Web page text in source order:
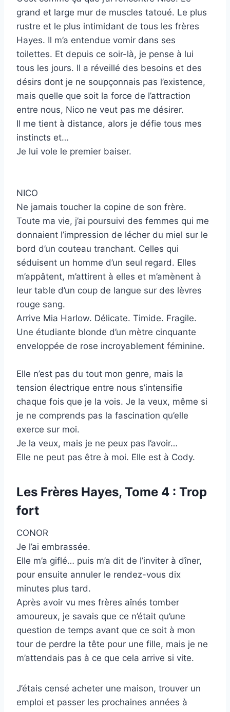
grand et large mur de muscles tatoué. Le plus
rustre et le plus intimidant de tous les frères
Hayes. Il m’a entendue vomir dans ses
toilettes. Et depuis ce soir-là, je pense à lui
tous les jours. Il a réveillé des besoins et des
désirs dont je ne soupçonnais pas l’existence,
mais quelle que soit la force de l’attraction
entre nous, Nico ne veut pas me désirer.
Il me tient à distance, alors je défie tous mes
instincts et…
Je lui vole le premier baiser.
NICO
Ne jamais toucher la copine de son frère.
Toute ma vie, j’ai poursuivi des femmes qui me
donnaient l’impression de lécher du miel sur le
bord d’un couteau tranchant. Celles qui
séduisent un homme d’un seul regard. Elles
m’appâtent, m’attirent à elles et m’amènent à
leur table d’un coup de langue sur des lèvres
rouge sang.
Arrive Mia Harlow. Délicate. Timide. Fragile.
Une étudiante blonde d’un mètre cinquante
enveloppée de rose incroyablement féminine.
Elle n’est pas du tout mon genre, mais la
tension électrique entre nous s’intensifie
chaque fois que je la vois. Je la veux, même si
je ne comprends pas la fascination qu’elle
exerce sur moi.
Je la veux, mais je ne peux pas l’avoir…
Elle ne peut pas être à moi. Elle est à Cody.
Les Frères Hayes, Tome 4 : Trop
fort
CONOR
Je l’ai embrassée.
Elle m’a giflé… puis m’a dit de l’inviter à dîner,
pour ensuite annuler le rendez-vous dix
minutes plus tard.
Après avoir vu mes frères aînés tomber
amoureux, je savais que ce n’était qu’une
question de temps avant que ce soit à mon
tour de perdre la tête pour une fille, mais je ne
m’attendais pas à ce que cela arrive si vite.
J’étais censé acheter une maison, trouver un
emploi et passer les prochaines années à